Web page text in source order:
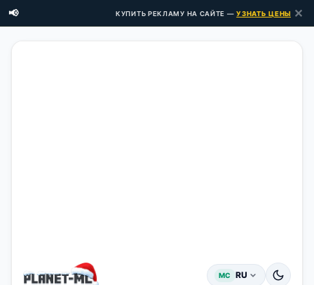
📢 КУПИТЬ РЕКЛАМУ НА САЙТЕ —УЗНАТЬ ЦЕНЫ ЗДЕСЬ
✕
MC RU